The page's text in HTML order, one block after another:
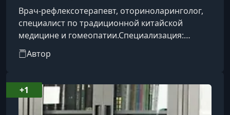
Врач-рефлексотерапевт, оториноларинголог,
специалист по традиционной китайской
медицине и гомеопатии.Специализация:
лечение заболеваний ЛОР-органов с
помощью фитопрепаратов традиционной
краниосакральной терапии.Жизненная
позиция: восстанавливать физическое и
психо-эмоциональное здоровье пациентов,
Автор
+1